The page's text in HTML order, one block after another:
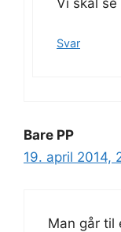
Svar
Bare PP
19. april 2014,
Man går til